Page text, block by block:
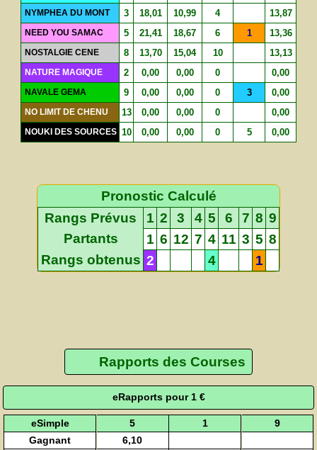
NYMPHEA DU MONT 3 18,01 10,99 4 13,87
NEED YOU SAMAC 5 21,41 18,67 6 1 13,36
NOSTALGIE CENE 8 13,70 15,04 10 13,13
NATURE MAGIQUE 2 0,00 0,00 0 0,00
NAVALE GEMA 9 0,00 0,00 0 3 0,00
NO LIMIT DE CHENU 13 0,00 0,00 0 0,00
NOUKI DES SOURCES 10 0,00 0,00 0 5 0,00
Pronostic Calculé
Rangs Prévus
1 2 3 4 5 6 7 8 9
Partants
1 6 12 7 4 11 3 5 8
Rangs obtenus 2 4 1
Rapports des Courses
eRapports pour 1 €
eSimple 5 1
9
Gagnant
6,10